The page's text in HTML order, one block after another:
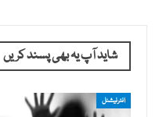
شاید آپ یہ بھی پسند کریں
انٹرنیشنل